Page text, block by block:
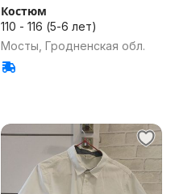
Костюм
110 - 116 (5-6 лет)
Мосты, Гродненская обл.